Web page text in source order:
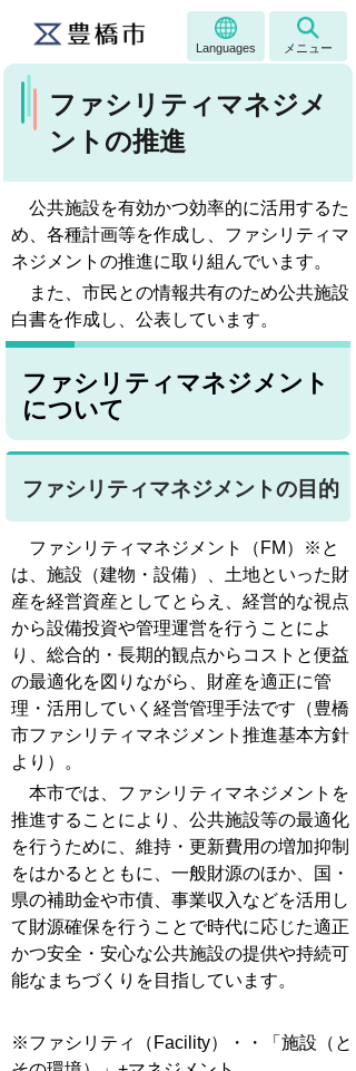
Languages メニュー
ファシリティマネジメ
ントの推進
公共施設を有効かつ効率的に活用するた
め、各種計画等を作成し、ファシリティマ
ネジメントの推進に取り組んでいます。
また、市民との情報共有のため公共施設
白書を作成し、公表しています。
ファシリティマネジメント
について
ファシリティマネジメントの目的
ファシリティマネジメント（FM）※と
は、施設（建物・設備）、土地といった財
産を経営資産としてとらえ、経営的な視点
から設備投資や管理運営を行うことによ
り、総合的・長期的観点からコストと便益
の最適化を図りながら、財産を適正に管
理・活用していく経営管理手法です（豊橋
市ファシリティマネジメント推進基本方針
より）。
本市では、ファシリティマネジメントを
推進することにより、公共施設等の最適化
を行うために、維持・更新費用の増加抑制
をはかるとともに、一般財源のほか、国・
県の補助金や市債、事業収入などを活用し
て財源確保を行うことで時代に応じた適正
かつ安全・安心な公共施設の提供や持続可
能なまちづくりを目指しています。
※ファシリティ（Facility）・・「施設（と